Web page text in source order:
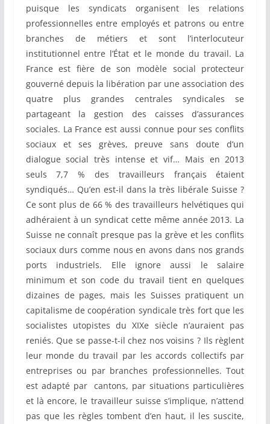
puisque les syndicats organisent les relations
professionnelles entre employés et patrons ou entre
branches de métiers et sont l’interlocuteur
institutionnel entre l’État et le monde du travail. La
France est fière de son modèle social protecteur
gouverné depuis la libération par une association des
quatre plus grandes centrales syndicales se
partageant la gestion des caisses d’assurances
sociales. La France est aussi connue pour ses conflits
sociaux et ses grèves, preuve sans doute d’un
dialogue social très intense et vif… Mais en 2013
seuls 7,7 % des travailleurs français étaient
syndiqués… Qu’en est-il dans la très libérale Suisse ?
Ce sont plus de 66 % des travailleurs helvétiques qui
adhéraient à un syndicat cette même année 2013. La
Suisse ne connaît presque pas la grève et les conflits
sociaux durs comme nous en avons dans nos grands
ports industriels. Elle ignore aussi le salaire
minimum et son code du travail tient en quelques
dizaines de pages, mais les Suisses pratiquent un
capitalisme de coopération syndicale très fort que les
socialistes utopistes du XIXe siècle n’auraient pas
reniés. Que se passe-t-il chez nos voisins ? Ils règlent
leur monde du travail par les accords collectifs par
entreprises ou par branches professionnelles. Tout
est adapté par cantons, par situations particulières
et là encore, le travailleur suisse s’implique, n’attend
pas que les règles tombent d’en haut, il les suscite,